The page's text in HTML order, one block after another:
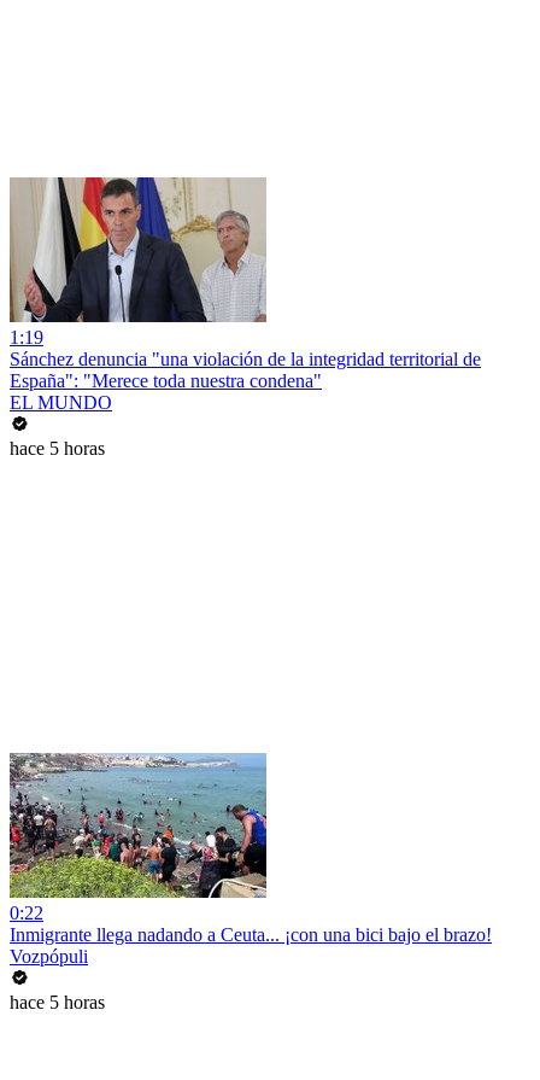
1:19
Sánchez denuncia "una violación de la integridad territorial de
España": "Merece toda nuestra condena"
EL MUNDO
hace 5 horas
0:22
Inmigrante llega nadando a Ceuta... ¡con una bici bajo el brazo!
Vozpópuli
hace 5 horas